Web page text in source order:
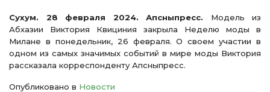
Сухум. 28 февраля 2024. Апсныпресс. Модель из
Абхазии Виктория Квициния закрыла Неделю моды в
Милане в понедельник, 26 февраля. О своем участии в
одном из самых значимых событий в мире моды Виктория
рассказала корреспонденту Апсныпресс.
Опубликовано в Новости